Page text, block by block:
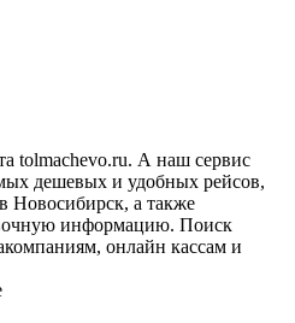
tolmachevo.ru. А наш сервис
дешевых и удобных рейсов,
Новосибирск, а также
информацию. Поиск
онлайн кассам и